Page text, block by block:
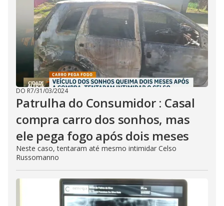
DO R7/31/03/2024
Patrulha do Consumidor : Casal
compra carro dos sonhos, mas
ele pega fogo após dois meses
Neste caso, tentaram até mesmo intimidar Celso
Russomanno